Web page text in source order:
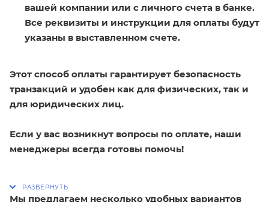
вашей компании или с личного счета в банке.
Все реквизиты и инструкции для оплаты будут
указаны в выставленном счете.
Этот способ оплаты гарантирует безопасность
транзакций и удобен как для физических, так и
для юридических лиц.
Если у вас возникнут вопросы по оплате, наши
менеджеры всегда готовы помочь!
Мы предлагаем несколько удобных вариантов